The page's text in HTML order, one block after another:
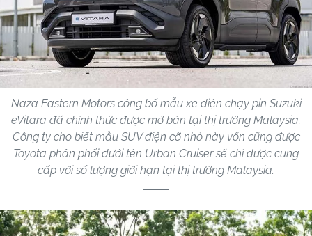
Naza Eastern Motors công bố mẫu xe điện chạy pin Suzuki
eVitara đã chính thức được mở bán tại thị trường Malaysia.
Công ty cho biết mẫu SUV điện cỡ nhỏ này vốn cũng được
Toyota phân phối dưới tên Urban Cruiser sẽ chỉ được cung
cấp với số lượng giới hạn tại thị trường Malaysia.